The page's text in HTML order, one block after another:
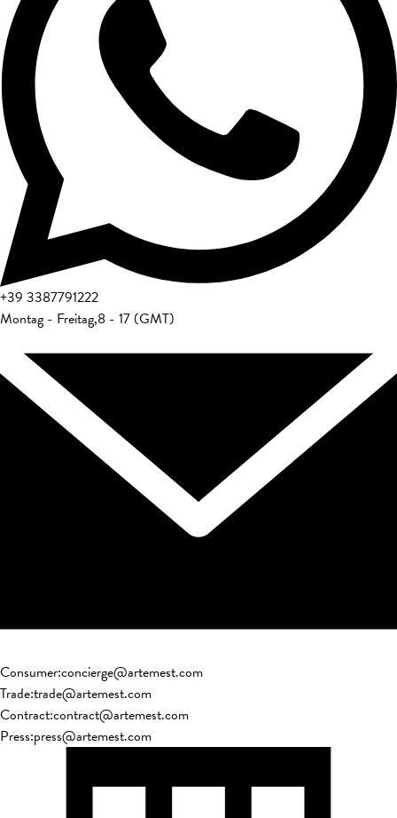
+39 3387791222
Montag - Freitag,8 - 17 (GMT)
Consumer:concierge@artemest.com
Trade:trade@artemest.com
Contract:contract@artemest.com
Press:press@artemest.com